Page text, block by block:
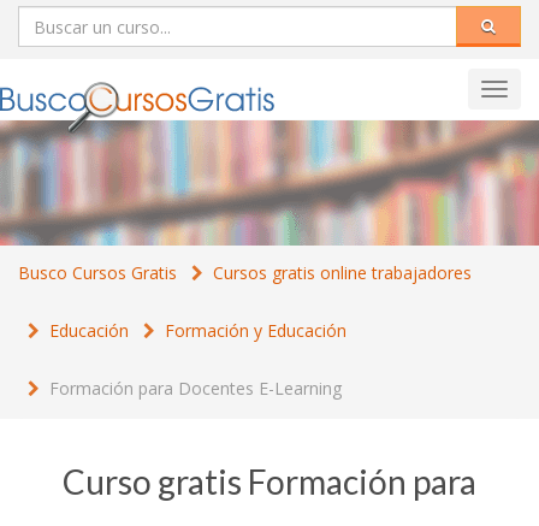
Busco Cursos Gratis Cursos gratis online trabajadores
Educación Formación y Educación
Formación para Docentes E-Learning
Curso gratis Formación para